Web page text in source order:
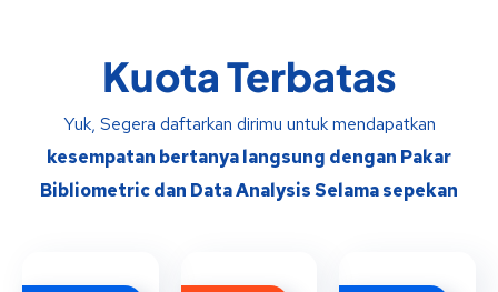
Kuota Terbatas
Yuk, Segera daftarkan dirimu untuk mendapatkan
kesempatan bertanya langsung dengan Pakar
Bibliometric dan Data Analysis Selama sepekan